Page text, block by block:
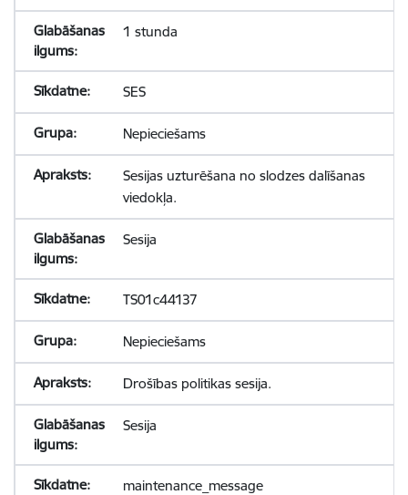
1 stunda
SES
Nepieciešams
Sesijas uzturēšana no slodzes dalīšanas
viedokļa.
Sesija
TS01c44137
Nepieciešams
Drošības politikas sesija.
Sesija
maintenance_message